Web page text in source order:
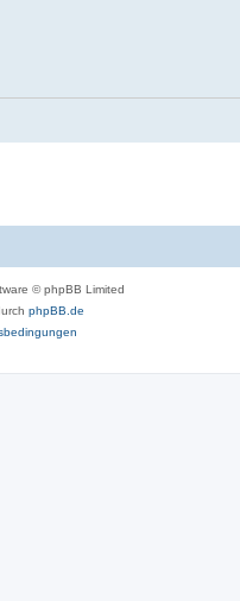
© phpBB Limited
phpBB.de